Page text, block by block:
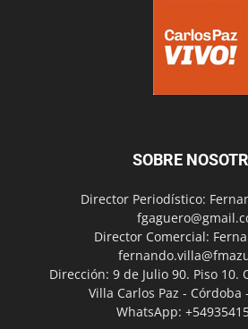
SOBRE
Director Periodístico:
Director Comercial:
Dirección: 9 de Julio 90. Piso 10.
Villa Carlos Paz - Córdoba
WhatsApp: